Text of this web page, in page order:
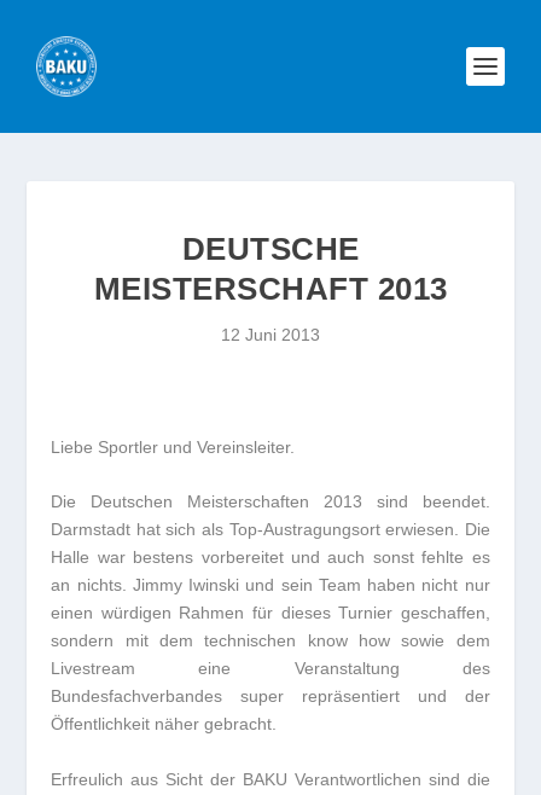
DEUTSCHE
MEISTERSCHAFT 2013
12 Juni 2013
Liebe Sportler und Vereinsleiter.
Die Deutschen Meisterschaften 2013 sind beendet.
Darmstadt hat sich als Top-Austragungsort erwiesen. Die
Halle war bestens vorbereitet und auch sonst fehlte es
an nichts. Jimmy Iwinski und sein Team haben nicht nur
einen würdigen Rahmen für dieses Turnier geschaffen,
sondern mit dem technischen know how sowie dem
Livestream eine Veranstaltung des
Bundesfachverbandes super repräsentiert und der
Öffentlichkeit näher gebracht.
Erfreulich aus Sicht der BAKU Verantwortlichen sind die